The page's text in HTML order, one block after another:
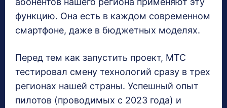
функцию. Она есть в каждом современном
смартфоне, даже в бюджетных моделях.
Перед тем как запустить проект, МТС
тестировал смену технологий сразу в трех
регионах нашей страны. Успешный опыт
пилотов (проводимых с 2023 года) и